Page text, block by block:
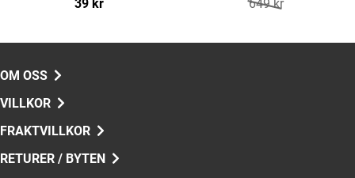
39 kr
649 kr
OM OSS
VILLKOR
FRAKTVILLKOR
RETURER / BYTEN